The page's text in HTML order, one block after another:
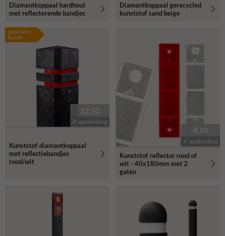
Diamantkoppaal hardhout
met reflecterende bandjes
Diamantkoppaal gerecycled
kunststof sand beige
populaire
keuze
32,50
✔ aanbieding
Kunststof diamantkoppaal
met reflectiebandjes
rood/wit
4,50
✔ aanbieding
Kunststof reflector rood of
wit - 40x180mm met 2
gaten